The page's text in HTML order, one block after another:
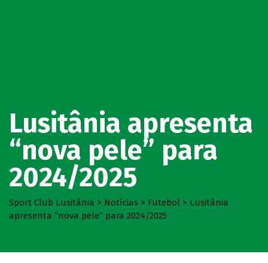
Lusitânia apresenta
“nova pele” para
2024/2025
Sport Club Lusitânia > Notícias > Futebol > Lusitânia
apresenta “nova pele” para 2024/2025